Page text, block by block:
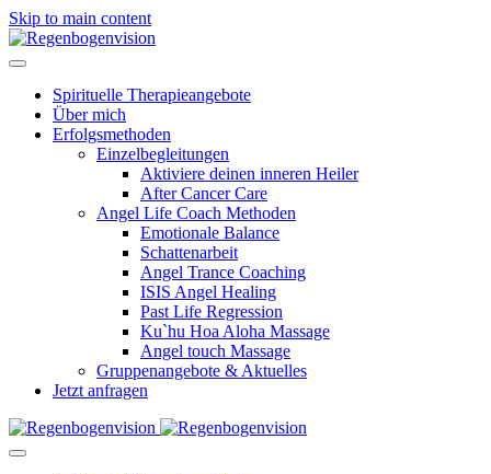
Skip to main content
Spirituelle Therapieangebote
Über mich
Erfolgsmethoden
Einzelbegleitungen
Aktiviere deinen inneren Heiler
After Cancer Care
Angel Life Coach Methoden
Emotionale Balance
Schattenarbeit
Angel Trance Coaching
ISIS Angel Healing
Past Life Regression
Ku`hu Hoa Aloha Massage
Angel touch Massage
Gruppenangebote & Aktuelles
Jetzt anfragen